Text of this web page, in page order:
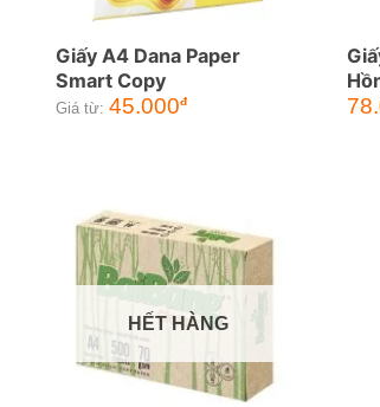
Giấy A4 Dana Paper
Smart Copy
Giá từ: 45.000đ
HẾT HÀNG